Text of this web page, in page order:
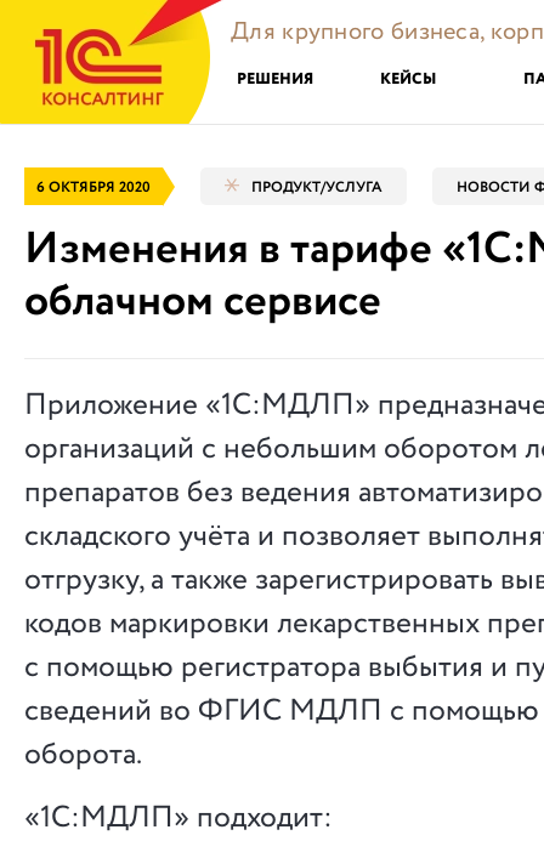
Для крупного бизнеса,
РЕШЕНИЯ КЕЙСЫ
6 ОКТЯБРЯ 2020 ПРОДУКТ/УСЛУГА НОВОСТИ
Изменения в тарифе
облачном сервисе
Приложение «1С:МДЛП»
организаций с небольшим оборотом
препаратов без ведения
складского учёта и позволяет
отгрузку, а также зарегистрировать
кодов маркировки лекарственных
с помощью регистратора выбытия и
сведений во ФГИС МДЛП с помощью
оборота.
«1С:МДЛП» подходит: